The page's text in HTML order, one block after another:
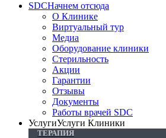
SDCНачнем отсюда
О Клинике
Виртуальный тур
Медиа
Оборудование клиники
Стерильность
Акции
Гарантии
Отзывы
Документы
Работы врачей SDC
УслугиУслуги Клиники
ТЕРАПИЯ